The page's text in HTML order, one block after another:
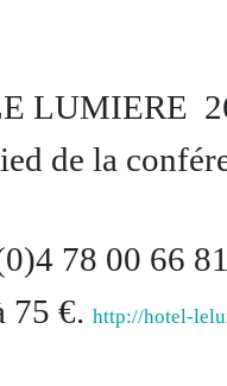
LUMIERE
de la
78 00 66
75 €. http://hotel-